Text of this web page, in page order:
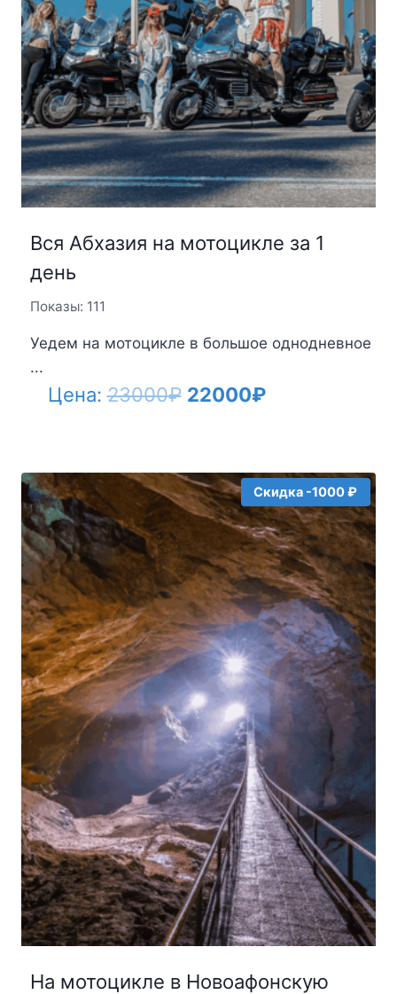
Вся Абхазия на мотоцикле за 1
день
Показы: 111
Уедем на мотоцикле в большое однодневное
...
Цена:23000₽ Первоначальная
23000₽.
22000₽Текущая
Скидка -1000 ₽
На мотоцикле в Новоафонскую